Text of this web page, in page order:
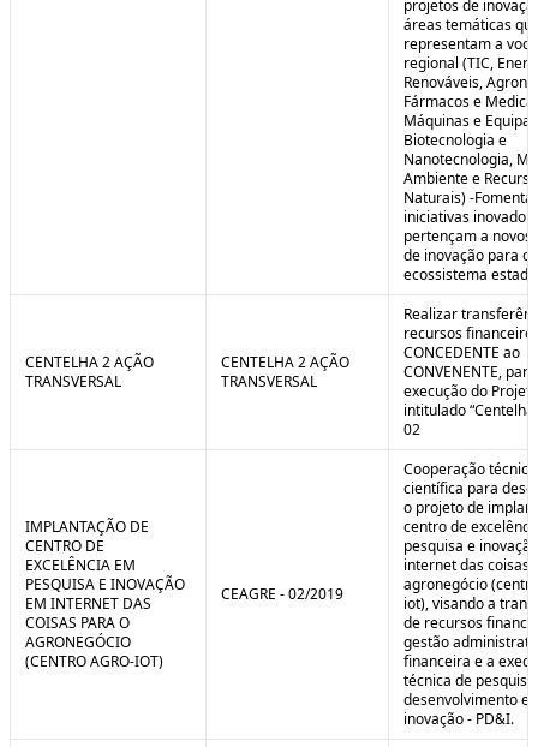
projetos de
áreas temáticas
representam a
regional (TIC,
Renováveis,
Fármacos e
Máquinas e
Biotecnologia e
Nanotecnologia,
Ambiente e
Naturais) -Fomentar
iniciativas
pertençam a novos
de inovação para o
ecossistema
CENTELHA 2 AÇÃO
TRANSVERSAL
CENTELHA 2 AÇÃO
TRANSVERSAL
Realizar
recursos
CONCEDENTE ao
CONVENENTE,
execução do Projeto
intitulado
02
IMPLANTAÇÃO DE
CENTRO DE
EXCELÊNCIA EM
PESQUISA E INOVAÇÃO
EM INTERNET DAS
COISAS PARA O
AGRONEGÓCIO
(CENTRO AGRO-IOT)
CEAGRE - 02/2019
Cooperação
científica para
o projeto de
centro de
pesquisa e
internet das coisas
agronegócio
iot), visando a
de recursos
gestão
financeira e a
técnica de pesquisa,
desenvolvimento e
inovação - PD&I.